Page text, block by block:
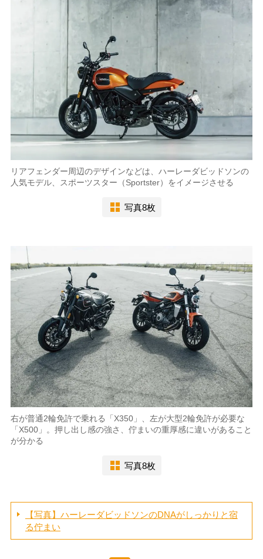
リアフェンダー周辺のデザインなどは、ハーレーダビッドソンの
人気モデル、スポーツスター（Sportster）をイメージさせる
写真8枚
右が普通2輪免許で乗れる「X350」、左が大型2輪免許が必要な
「X500」。押し出し感の強さ、佇まいの重厚感に違いがあること
が分かる
写真8枚
【写真】ハーレーダビッドソンのDNAがしっかりと宿
る佇まい